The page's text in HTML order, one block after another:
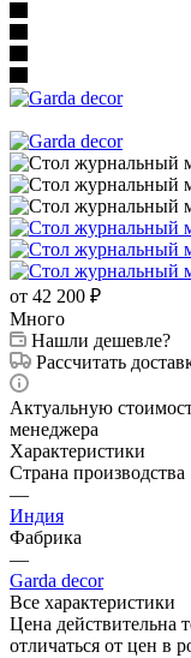
от 42 200 ₽
Много
Нашли дешевле?
Рассчитать
Актуальную
менеджера
Характеристики
Страна производства
—
Индия
Фабрика
—
Garda decor
Все характеристики
Цена действительна
отличаться от цен в